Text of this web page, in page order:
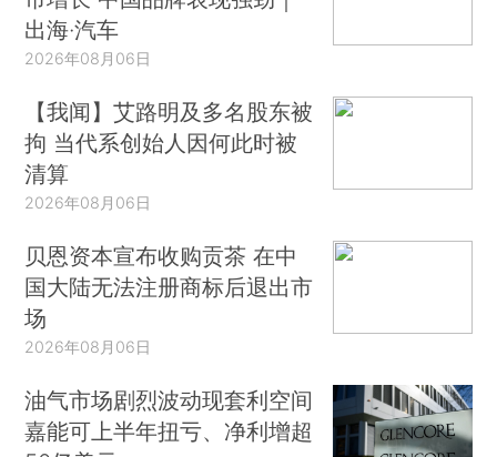
出海·汽车
2026年08月06日
【我闻】艾路明及多名股东被
拘 当代系创始人因何此时被
清算
2026年08月06日
贝恩资本宣布收购贡茶 在中
国大陆无法注册商标后退出市
场
2026年08月06日
油气市场剧烈波动现套利空间
嘉能可上半年扭亏、净利增超